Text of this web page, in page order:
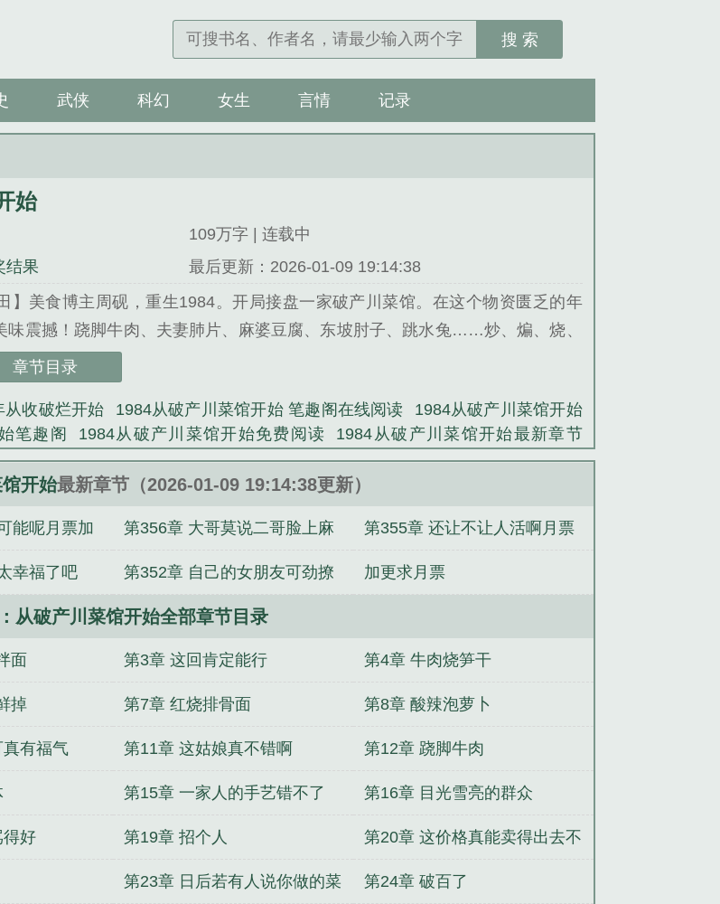
搜 索
武侠 科幻 女生 言情 记录
始
109万字 | 连载中
结果
最后更新：2026-01-09 19:14:38
】美食博主周砚，重生1984。开局接盘一家破产川菜馆。在这个物资匮乏的年
味震撼！跷脚牛肉、夫妻肺片、麻婆豆腐、东坡肘子、跳水兔……炒、煸、烧、
轻语江湖精心创作的都市类小说。
章节目录
从收破烂开始 1984从破产川菜馆开始 笔趣阁在线阅读
1984从破产川菜馆开始
笔趣阁 1984从破产川菜馆开始免费阅读
1984从破产川菜馆开始最新章节
川菜馆开始笔趣阁最新章节TXT 1984从破产川菜馆开始笔趣阁 1984从破产川
1984从破产川菜馆开始笔趣阁无错版 从1984年开始
菜馆开始最新章节 丛1984开始 1984从破产川菜馆开始 1984从破产川菜馆开
开始最新章节（2026-01-09 19:14:38更新）
能呢月票加 第356章 大哥莫说二哥脸上麻
子一样多6 2k二合一
第355章 还让不让人活啊月票
加更655
幸福了吧 第352章 自己的女朋友可劲撩
吧6k二合一
加更求月票
从破产川菜馆开始全部章节目录
面 第3章 这回肯定能行 第4章 牛肉烧笋干
掉 第7章 红烧排骨面 第8章 酸辣泡萝卜
有福气 第11章 这姑娘真不错啊 第12章 跷脚牛肉
第15章 一家人的手艺错不了 第16章 目光雪亮的群众
得好 第19章 招个人 第20章 这价格真能卖得出去不
第23章 日后若有人说你做的菜 第24章 破百了